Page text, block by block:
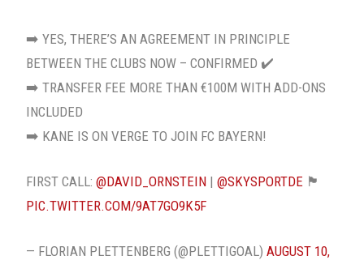
➡️ YES, THERE’S AN AGREEMENT IN PRINCIPLE
BETWEEN THE CLUBS NOW – CONFIRMED ✔️
➡️ TRANSFER FEE MORE THAN €100M WITH ADD-ONS
INCLUDED
➡️ KANE IS ON VERGE TO JOIN FC BAYERN!
FIRST CALL:@DAVID_ORNSTEIN |@SKYSPORTDE 🏴󠁧󠁢󠁥󠁮󠁧󠁿
PIC.TWITTER.COM/9AT7GO9K5F
— FLORIAN PLETTENBERG (@PLETTIGOAL)AUGUST 10,